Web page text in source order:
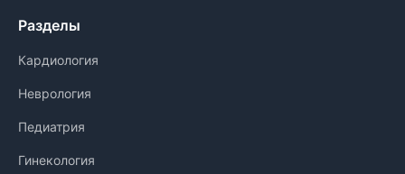
Разделы
Кардиология
Неврология
Педиатрия
Гинекология